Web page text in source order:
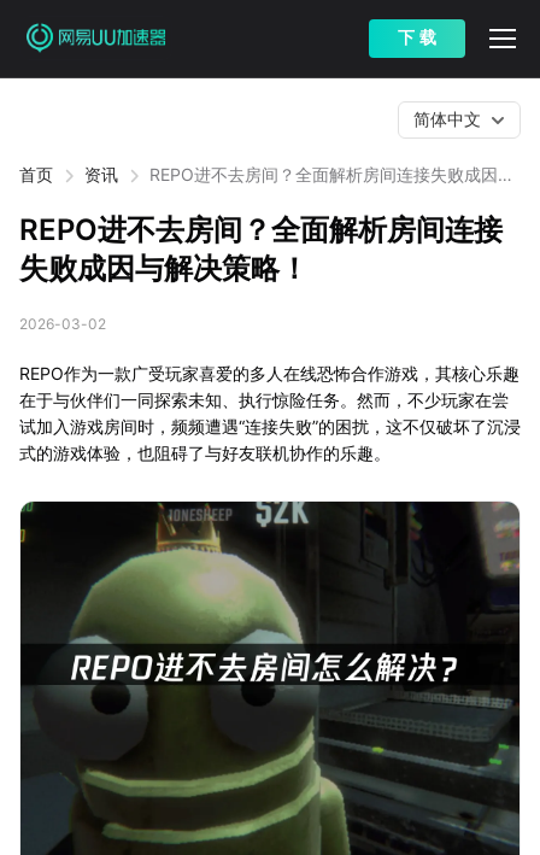
下 载
首页 资讯
REPO进不去房间？全面解析房间连接失败成因与
简体中文
REPO进不去房间？全面解析房间连接
失败成因与解决策略！
2026-03-02
REPO作为一款广受玩家喜爱的多人在线恐怖合作游戏，其核心乐趣
在于与伙伴们一同探索未知、执行惊险任务。然而，不少玩家在尝
试加入游戏房间时，频频遭遇“连接失败”的困扰，这不仅破坏了沉浸
式的游戏体验，也阻碍了与好友联机协作的乐趣。